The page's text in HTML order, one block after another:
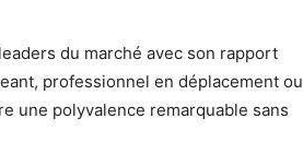
du marché avec son rapport
professionnel en déplacement ou
une polyvalence remarquable sans